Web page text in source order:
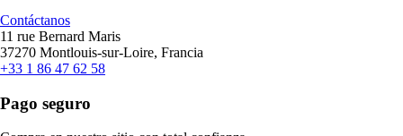
Contáctanos
11 rue Bernard Maris
37270 Montlouis-sur-Loire, Francia
+33 1 86 47 62 58
Pago seguro